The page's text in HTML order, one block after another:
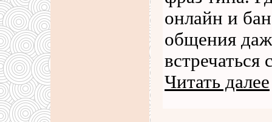
онлайн и
общения
Читать далее